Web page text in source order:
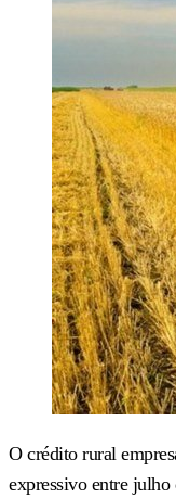
O crédito rural
expressivo entre